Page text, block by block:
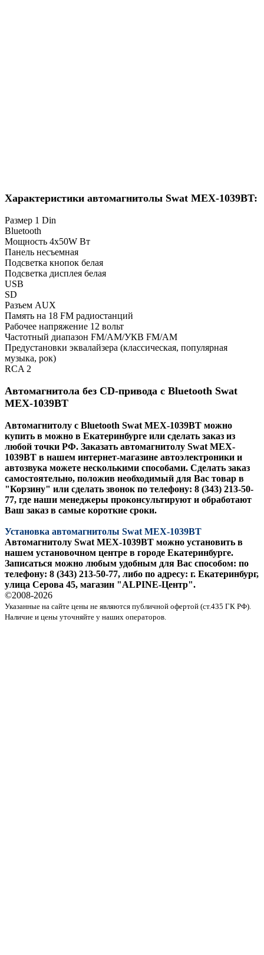
Характеристики автомагнитолы Swat MEX-1039BT:
Размер 1 Din
Bluetooth
Мощность 4х50W Вт
Панель несъемная
Подсветка кнопок белая
Подсветка дисплея белая
USB
SD
Разъем AUX
Память на 18 FM радиостанций
Рабочее напряжение 12 вольт
Частотный диапазон FM/AM/УКВ FM/AM
Предустановки эквалайзера (классическая, популярная
музыка, рок)
RCA 2
Автомагнитола без CD-привода с Bluetooth Swat
MEX-1039BT
Автомагнитолу с Bluetooth Swat MEX-1039BT можно
купить в можно в Екатеринбурге или сделать заказ из
любой точки РФ. Заказать автомагнитолу Swat MEX-
1039BT в нашем интернет-магазине автоэлектроники и
автозвука можете несколькими способами. Сделать заказ
самостоятельно, положив необходимый для Вас товар в
"Корзину" или сделать звонок по телефону: 8 (343) 213-50-
77, где наши менеджеры проконсультируют и обработают
Ваш заказ в самые короткие сроки.
Установка автомагнитолы Swat MEX-1039BT
Автомагнитолу Swat MEX-1039BT можно установить в
нашем установочном центре в городе Екатеринбурге.
Записаться можно любым удобным для Вас способом: по
телефону: 8 (343) 213-50-77, либо по адресу: г. Екатеринбург,
улица Серова 45, магазин "ALPINE-Центр".
©2008-2026
Указанные на сайте цены не являются публичной офертой (ст.435 ГК РФ).
Наличие и цены уточняйте у наших операторов.